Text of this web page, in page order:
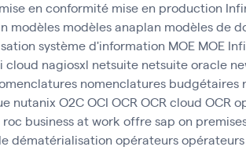
mise en conformité mise en production
modèles modèles anaplan modèles de
système d'information MOE MOE
cloud nagiosxl netsuite netsuite oracle
nomenclatures budgétaires
nutanix O2COCI OCR OCR cloud OCR
business at work offre sap on
dématérialisation opérateurs